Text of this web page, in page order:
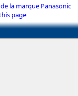
la marque Panasonic
page